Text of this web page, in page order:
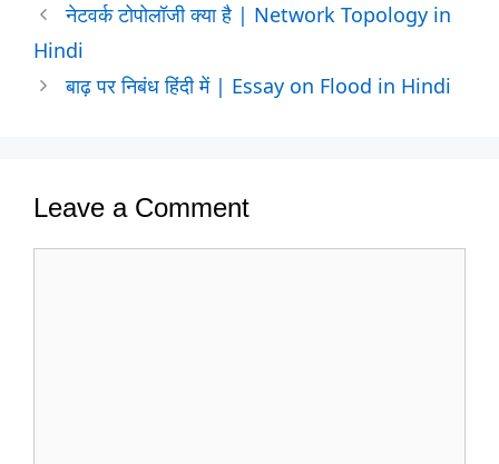
नेटवर्क टोपोलॉजी क्या है | Network Topology in
Hindi
बाढ़ पर निबंध हिंदी में | Essay on Flood in Hindi
Leave a Comment